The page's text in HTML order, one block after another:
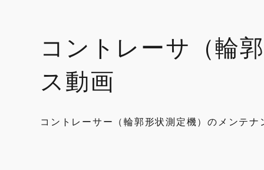
コントレーサ（輪
ス動画
コントレーサー（輪郭形状測定機）のメンテ